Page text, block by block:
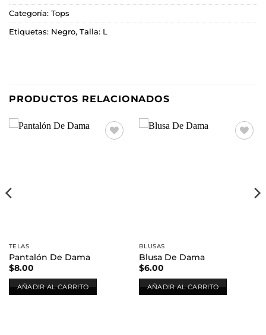
Categoría: Tops
Etiquetas: Negro, Talla: L
PRODUCTOS RELACIONADOS
TELAS
Pantalón De Dama
$8.00
AÑADIR AL CARRITO
BLUSAS
Blusa De Dama
$6.00
AÑADIR AL CARRITO